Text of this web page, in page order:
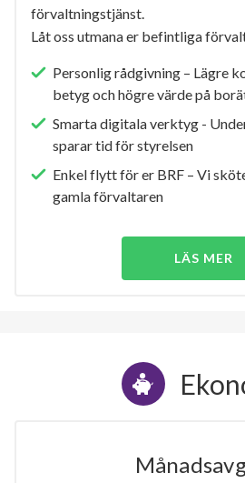
förvaltningstjänst.
Låt oss utmana er befintliga
Personlig rådgivning – Lägre
betyg och högre värde på
Smarta digitala verktyg -
sparar tid för styrelsen
Enkel flytt för er BRF – Vi
gamla förvaltaren
LÄS MER